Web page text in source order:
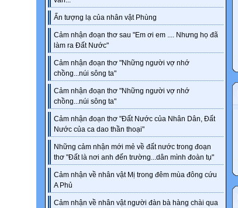
Ấn tượng lạ của nhân vật Phùng
Cảm nhận đoạn thơ sau "Em ơi em .... Nhưng họ đã
làm ra Đất Nước"
Cảm nhận đoạn thơ "Những người vợ nhớ
chồng...núi sông ta"
Cảm nhận đoạn thơ "Những người vợ nhớ
chồng...núi sông ta"
Cảm nhận đoạn thơ "Đất Nước của Nhân Dân, Đất
Nước của ca dao thần thoại"
Những cảm nhận mới mẻ về đất nước trong đoạn
thơ "Đất là nơi anh đến trường...dân mình đoàn tụ"
Cảm nhận về nhân vật Mị trong đêm mùa đông cứu
A Phủ
Cảm nhận về nhân vật người đàn bà hàng chài qua